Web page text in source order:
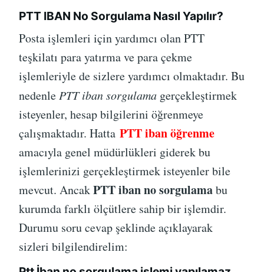
PTT IBAN No Sorgulama Nasıl Yapılır?
Posta işlemleri için yardımcı olan PTT
teşkilatı para yatırma ve para çekme
işlemleriyle de sizlere yardımcı olmaktadır. Bu
nedenle PTT iban sorgulama gerçekleştirmek
isteyenler, hesap bilgilerini öğrenmeye
çalışmaktadır. Hatta PTT iban öğrenme
amacıyla genel müdürlükleri giderek bu
işlemlerinizi gerçekleştirmek isteyenler bile
mevcut. AncakPTT iban no sorgulamabu
kurumda farklı ölçütlere sahip bir işlemdir.
Durumu soru cevap şeklinde açıklayarak
sizleri bilgilendirelim: